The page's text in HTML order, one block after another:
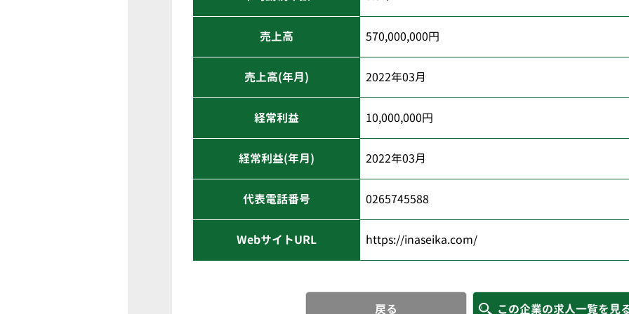
売上高 570,000,000円
売上高(年月) 2022年03月
経常利益 10,000,000円
経常利益(年月) 2022年03月
代表電話番号 0265745588
WebサイトURL https://inaseika.com/
戻る この企業の求人一覧を見